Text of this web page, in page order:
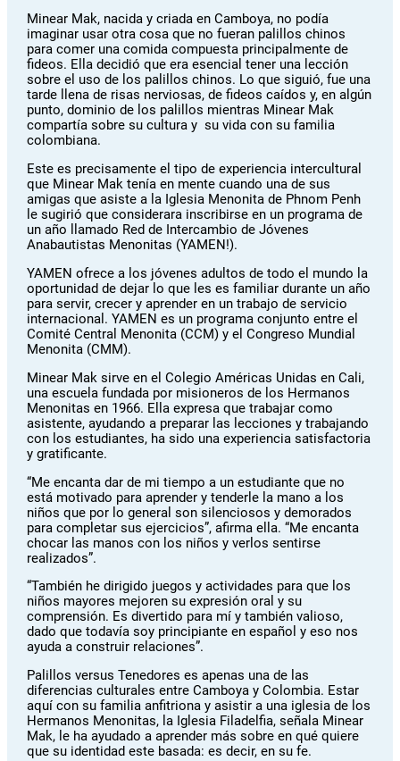
Minear Mak, nacida y criada en Camboya, no podía
imaginar usar otra cosa que no fueran palillos chinos
para comer una comida compuesta principalmente de
fideos. Ella decidió que era esencial tener una lección
sobre el uso de los palillos chinos. Lo que siguió, fue una
tarde llena de risas nerviosas, de fideos caídos y, en algún
punto, dominio de los palillos mientras Minear Mak
compartía sobre su cultura y su vida con su familia
colombiana.
Este es precisamente el tipo de experiencia intercultural
que Minear Mak tenía en mente cuando una de sus
amigas que asiste a la Iglesia Menonita de Phnom Penh
le sugirió que considerara inscribirse en un programa de
un año llamado Red de Intercambio de Jóvenes
Anabautistas Menonitas (YAMEN!).
YAMEN ofrece a los jóvenes adultos de todo el mundo la
oportunidad de dejar lo que les es familiar durante un año
para servir, crecer y aprender en un trabajo de servicio
internacional. YAMEN es un programa conjunto entre el
Comité Central Menonita (CCM) y el Congreso Mundial
Menonita (CMM).
Minear Mak sirve en el Colegio Américas Unidas en Cali,
una escuela fundada por misioneros de los Hermanos
Menonitas en 1966. Ella expresa que trabajar como
asistente, ayudando a preparar las lecciones y trabajando
con los estudiantes, ha sido una experiencia satisfactoria
y gratificante.
“Me encanta dar de mi tiempo a un estudiante que no
está motivado para aprender y tenderle la mano a los
niños que por lo general son silenciosos y demorados
para completar sus ejercicios”, afirma ella. “Me encanta
chocar las manos con los niños y verlos sentirse
realizados”.
“También he dirigido juegos y actividades para que los
niños mayores mejoren su expresión oral y su
comprensión. Es divertido para mí y también valioso,
dado que todavía soy principiante en español y eso nos
ayuda a construir relaciones”.
Palillos versus Tenedores es apenas una de las
diferencias culturales entre Camboya y Colombia. Estar
aquí con su familia anfitriona y asistir a una iglesia de los
Hermanos Menonitas, la Iglesia Filadelfia, señala Minear
Mak, le ha ayudado a aprender más sobre en qué quiere
que su identidad este basada: es decir, en su fe.